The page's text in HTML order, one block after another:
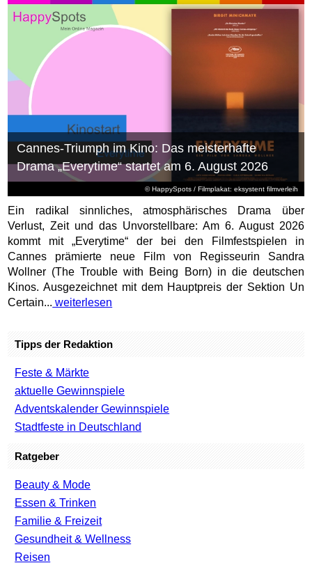
© HappySpots / Filmplakat: eksystent filmverleih
Cannes-Triumph im Kino: Das meisterhafte
Drama „Everytime“ startet am 6. August 2026
Ein radikal sinnliches, atmosphärisches Drama über
Verlust, Zeit und das Unvorstellbare: Am 6. August 2026
kommt mit „Everytime“ der bei den Filmfestspielen in
Cannes prämierte neue Film von Regisseurin Sandra
Wollner (The Trouble with Being Born) in die deutschen
Kinos. Ausgezeichnet mit dem Hauptpreis der Sektion Un
Certain... weiterlesen
Tipps der Redaktion
Feste & Märkte
aktuelle Gewinnspiele
Adventskalender Gewinnspiele
Stadtfeste in Deutschland
Ratgeber
Beauty & Mode
Essen & Trinken
Familie & Freizeit
Gesundheit & Wellness
Reisen